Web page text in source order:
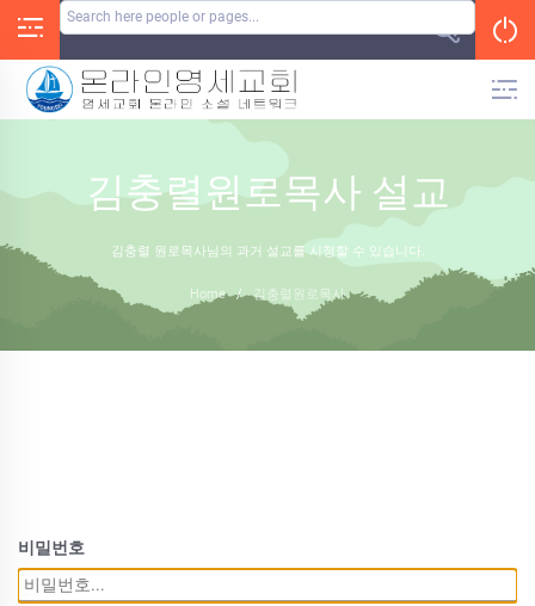
김충렬원로목사 설교
김충렬 원로목사님의 과거 설교를 시청할 수 있습니다.
Home / 김충렬원로목사
비밀번호